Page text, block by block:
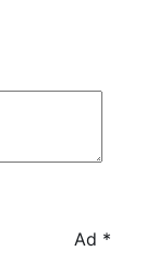
Ad *